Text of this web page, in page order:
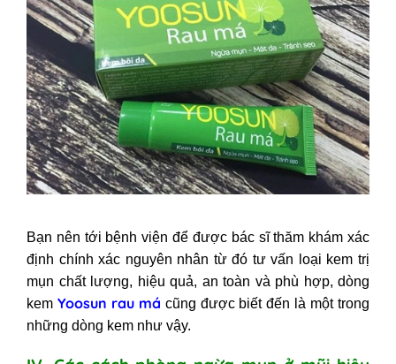
Bạn nên tới bệnh viện để được bác sĩ thăm khám xác
định chính xác nguyên nhân từ đó tư vấn loại kem trị
mụn chất lượng, hiệu quả, an toàn và phù hợp, dòng
kem Yoosun rau má cũng được biết đến là một trong
những dòng kem như vậy.